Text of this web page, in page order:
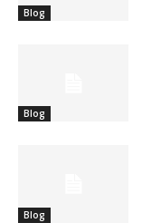
Blog
Blog
Blog